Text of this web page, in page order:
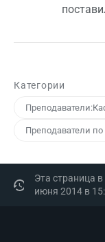
Категории
Преподаватели
Эта страница
июня 2014 в